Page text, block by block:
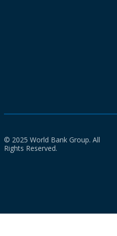
© 2025 World Bank Group. All
Rights Reserved.